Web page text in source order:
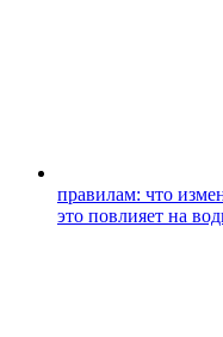
правилам: что
это повлияет на